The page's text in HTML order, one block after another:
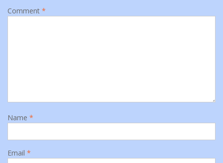
Comment *
Name *
Email *